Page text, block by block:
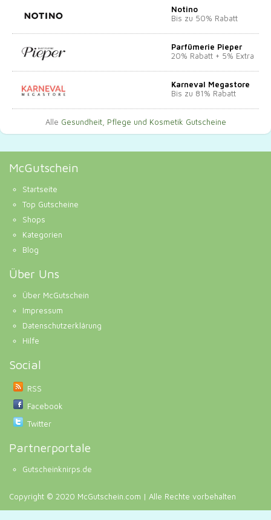
Notino
Bis zu 50% Rabatt
Parfümerie Pieper
20% Rabatt + 5% Extra
Karneval Megastore
Bis zu 81% Rabatt
Alle Gesundheit, Pflege und Kosmetik Gutscheine
McGutschein
Startseite
Top Gutscheine
Shops
Kategorien
Blog
Über Uns
Über McGutschein
Impressum
Datenschutzerklärung
Hilfe
Social
RSS
Facebook
Twitter
Partnerportale
Gutscheinknirps.de
Copyright © 2020 McGutschein.com | Alle Rechte vorbehalten